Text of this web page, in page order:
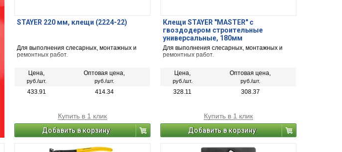
STAYER 220 мм, клещи (2224-22)
Для выполнения слесарных, монтажных и
ремонтных работ.
Цена,
руб./шт.
Оптовая цена,
руб./шт.
433.91 414.34
Купить в 1 клик
Добавить в корзину
Клещи STAYER "MASTER" с
гвоздодером строительные
универсальные, 180мм
Для выполнения слесарных, монтажных и
ремонтных работ.
Цена,
руб./шт.
Оптовая цена,
руб./шт.
328.11 308.37
Купить в 1 клик
Добавить в корзину